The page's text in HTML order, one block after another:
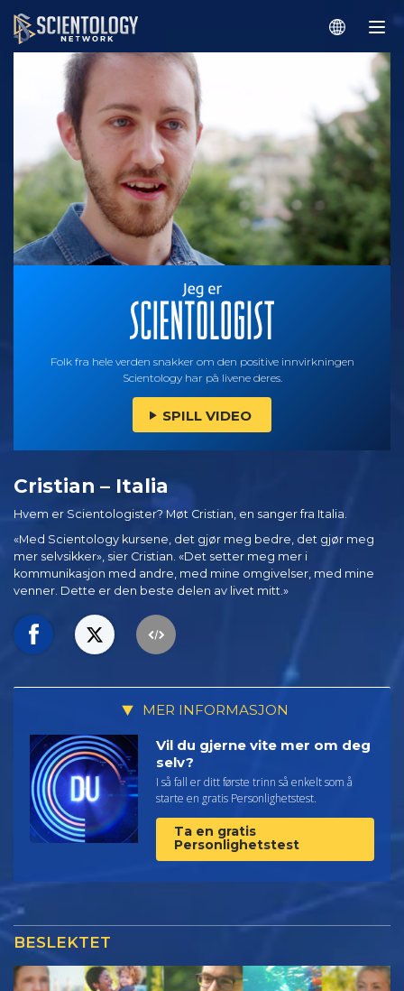
Folk fra hele verden snakker om den positive innvirkningen
Scientology har på livene deres.
SPILL VIDEO
Cristian – Italia
Hvem er Scientologister? Møt Cristian, en sanger fra Italia.
«Med Scientology kursene, det gjør meg bedre, det gjør meg
mer selvsikker», sier Cristian. «Det setter meg mer i
kommunikasjon med andre, med mine omgivelser, med mine
venner. Dette er den beste delen av livet mitt.»
MER INFORMASJON
Vil du gjerne vite mer om deg
selv?
I så fall er ditt første trinn så enkelt som å
starte en gratis Personlighetstest.
Ta en gratis
Personlighetstest
BESLEKTET